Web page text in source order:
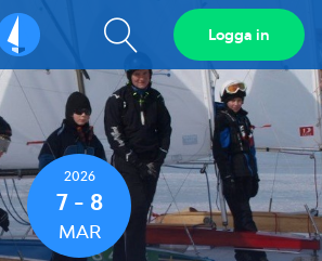
Visa
sökfält
Logga in
2026
7 - 8
MAR